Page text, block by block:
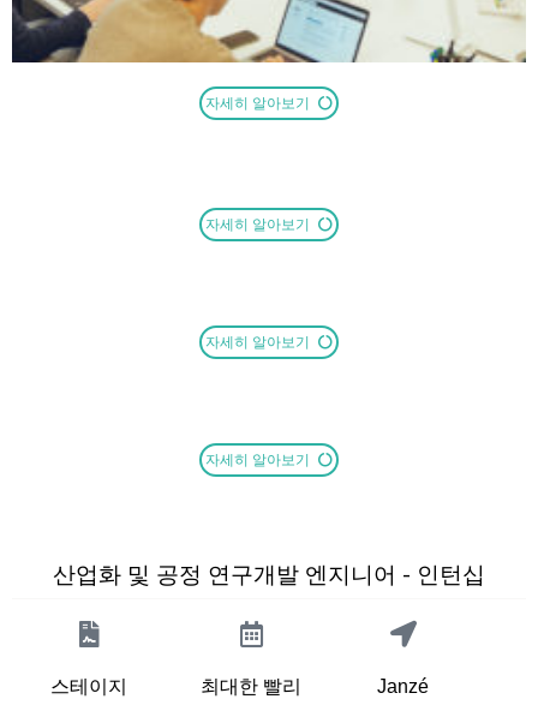
자세히 알아보기
자세히 알아보기
자세히 알아보기
자세히 알아보기
산업화 및 공정 연구개발 엔지니어 - 인턴십
스테이지 최대한 빨리 Janzé